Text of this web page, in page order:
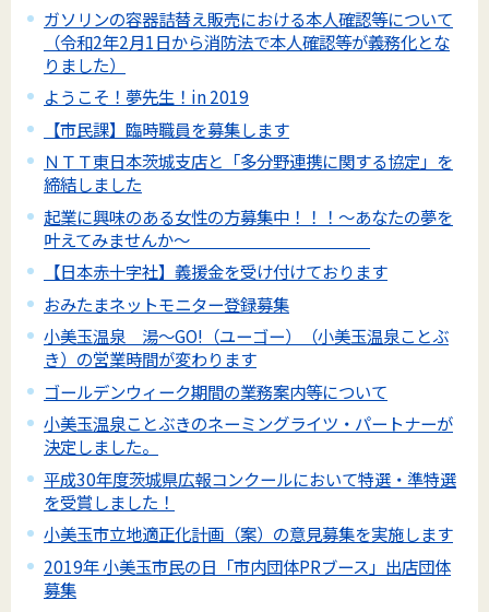
ガソリンの容器詰替え販売における本人確認等について
（令和2年2月1日から消防法で本人確認等が義務化とな
りました）
ようこそ！夢先生！in 2019
【市民課】臨時職員を募集します
ＮＴＴ東日本茨城支店と「多分野連携に関する協定」を
締結しました
起業に興味のある女性の方募集中！！！～あなたの夢を
叶えてみませんか～
【日本赤十字社】義援金を受け付けております
おみたまネットモニター登録募集
小美玉温泉 湯～GO!（ユーゴー）（小美玉温泉ことぶ
き）の営業時間が変わります
ゴールデンウィーク期間の業務案内等について
小美玉温泉ことぶきのネーミングライツ・パートナーが
決定しました。
平成30年度茨城県広報コンクールにおいて特選・準特選
を受賞しました！
小美玉市立地適正化計画（案）の意見募集を実施します
2019年 小美玉市民の日「市内団体PRブース」出店団体
募集